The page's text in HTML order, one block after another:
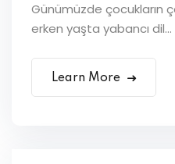
Günümüzde çocukların
erken yaşta yabancı dil...
Learn More